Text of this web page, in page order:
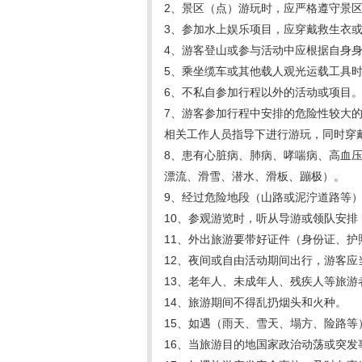
2、景区（点）游玩时，应严格遵守景
3、参加水上娱乐项目，应穿戴救生衣
4、游客登山或参与活动中应根据自身
5、乘坐缆车或其他载人观光运载工具
6、不私自参加行程以外的活动或项目。
7、游客参加行程中安排的危险性较大
相关工作人员指导下进行游玩，同时
8、患有心脏病、肺病、哮喘病、高血
漂流、滑雪、潜水、滑板、蹦极）。
9、经过危险地段（山路或泥泞道路等
10、参观游览时，听从导游或领队安
11、外出旅游要带好证件（身份证、
12、夜间或自由活动期间出行，游客
13、老年人、未成年人、残疾人等旅
14、旅游期间不得乱扔烟头和火种。
15、如遇（雨天、雪天、塌方、险路
16、当旅游目的地国家政治动荡或突